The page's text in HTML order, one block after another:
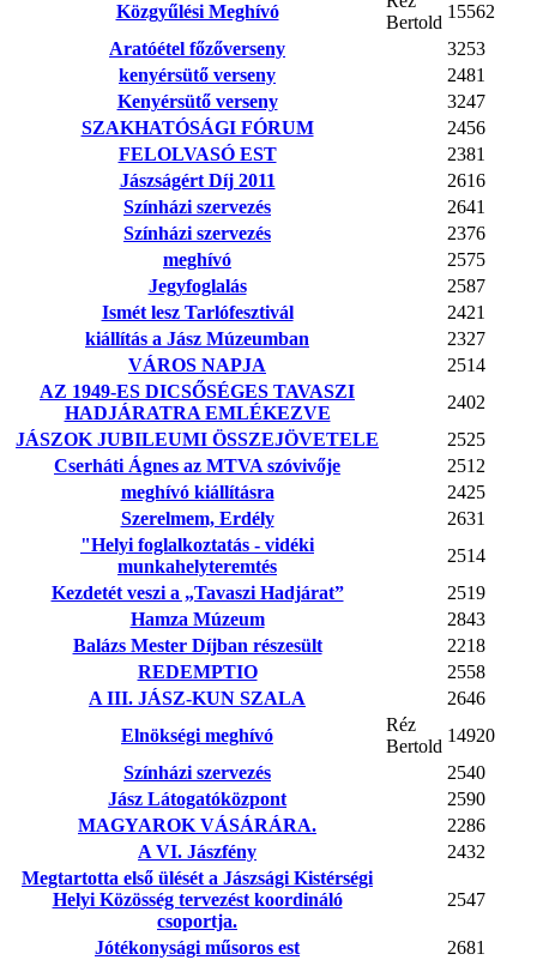
Közgyűlési Meghívó
Bertold
15562
Aratóétel főzőverseny
3253
kenyérsütő verseny
2481
Kenyérsütő verseny
3247
SZAKHATÓSÁGI FÓRUM
2456
FELOLVASÓ EST
2381
Jászságért Díj 2011
2616
Színházi szervezés
2641
Színházi szervezés
2376
meghívó
2575
Jegyfoglalás
2587
Ismét lesz Tarlófesztivál
2421
kiállítás a Jász Múzeumban
2327
VÁROS NAPJA
2514
AZ 1949-ES DICSŐSÉGES TAVASZI
HADJÁRATRA EMLÉKEZVE
2402
JÁSZOK JUBILEUMI ÖSSZEJÖVETELE
2525
Cserháti Ágnes az MTVA szóvivője
2512
meghívó kiállításra
2425
Szerelmem, Erdély
2631
"Helyi foglalkoztatás - vidéki
munkahelyteremtés
2514
Kezdetét veszi a „Tavaszi Hadjárat”
2519
Hamza Múzeum
2843
Balázs Mester Díjban részesült
2218
REDEMPTIO
2558
A III. JÁSZ-KUN SZALA
2646
Elnökségi meghívó
Réz
Bertold
14920
Színházi szervezés
2540
Jász Látogatóközpont
2590
MAGYAROK VÁSÁRÁRA.
2286
A VI. Jászfény
2432
Megtartotta első ülését a Jászsági Kistérségi
Helyi Közösség tervezést koordináló
csoportja.
2547
Jótékonysági műsoros est
2681